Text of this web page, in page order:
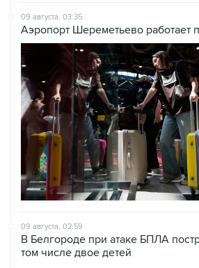
09 августа, 03:35
Аэропорт Шереметьево работает
09 августа, 02:59
В Белгороде при атаке БПЛА
том числе двое детей